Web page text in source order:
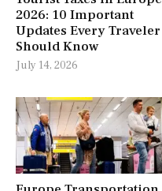
2026: 10 Important
Updates Every Traveler
Should Know
July 14, 2026